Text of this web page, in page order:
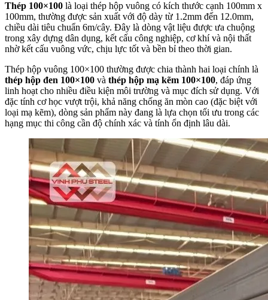
Thép 100×100 là loại thép hộp vuông có kích thước cạnh 100mm x
100mm, thường được sản xuất với độ dày từ 1.2mm đến 12.0mm,
chiều dài tiêu chuẩn 6m/cây. Đây là dòng vật liệu được ưa chuộng
trong xây dựng dân dụng, kết cấu công nghiệp, cơ khí và nội thất
nhờ kết cấu vuông vức, chịu lực tốt và bền bỉ theo thời gian.
Thép hộp vuông 100×100 thường được chia thành hai loại chính là
thép hộp đen 100×100 và thép hộp mạ kẽm 100×100, đáp ứng
linh hoạt cho nhiều điều kiện môi trường và mục đích sử dụng. Với
đặc tính cơ học vượt trội, khả năng chống ăn mòn cao (đặc biệt với
loại mạ kẽm), dòng sản phẩm này đang là lựa chọn tối ưu trong các
hạng mục thi công cần độ chính xác và tính ổn định lâu dài.